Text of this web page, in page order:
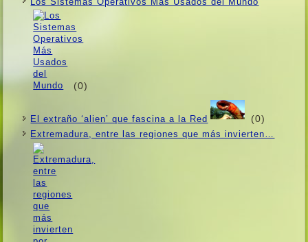
(0)
El extraño ‘alien’ que fascina a la Red (0)
Extremadura, entre las regiones que más invierten…